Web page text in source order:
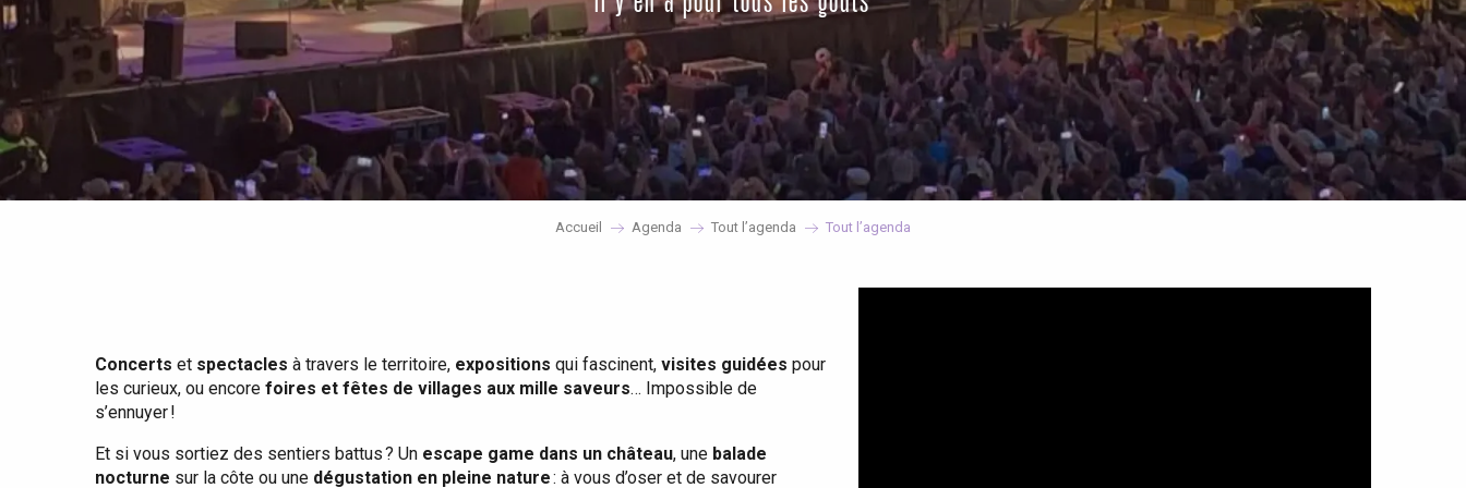
Tout l'agenda
Eté
Quand il pleut
Avec les enfants
Entre amis
Lieux branchés
Meilleurs brunch
Restaurants avec vue
Séjours en bord de
mer
Séjours en train
Accueil Agenda Tout l’agenda Tout l’agenda
Concerts et spectacles à travers le territoire, expositions qui fascinent, visites guidées pour
les curieux, ou encore foires et fêtes de villages aux mille saveurs… Impossible de
s’ennuyer !
Et si vous sortiez des sentiers battus ? Un escape game dans un château, une balade
nocturne sur la côte ou une dégustation en pleine nature: à vous d’oser et de savourer